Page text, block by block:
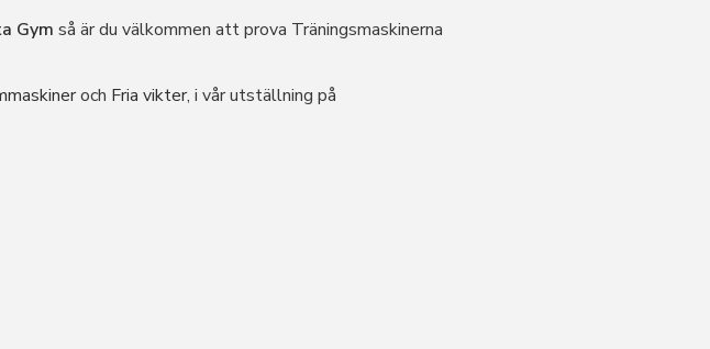
Gym så är du välkommen att prova Träningsmaskinerna
och Fria vikter,i vår utställning på